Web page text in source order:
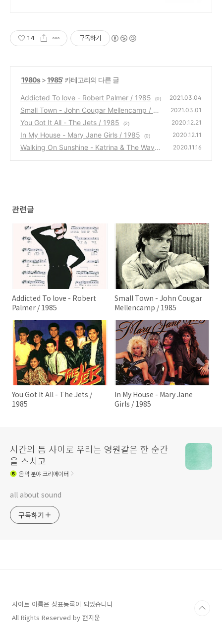
14 구독하기
'1980s>1985' 카테고리의 다른 글
Addicted To love - Robert Palmer / 1985 (0) 2021.03.04
Small Town - John Cougar Mellencamp / 19
85
(0)
2021.03.01
You Got It All - The Jets / 1985 (2) 2020.12.21
In My House - Mary Jane Girls / 1985 (0) 2020.12.11
Walking On Sunshine - Katrina & The Waves
2020.11.16
관련글
Addicted To love - Robert
Palmer / 1985
Small Town - John Cougar
Mellencamp / 1985
You Got It All - The Jets /
1985
In My House - Mary Jane
Girls / 1985
시간의 틈 사이로 우리는 영원같은 한 순간
을 스치고
음악분야 크리에이터
all about sound
구독하기
사이트 이름은 상표등록이 되었습니다
All Rights Reserved by 현지운